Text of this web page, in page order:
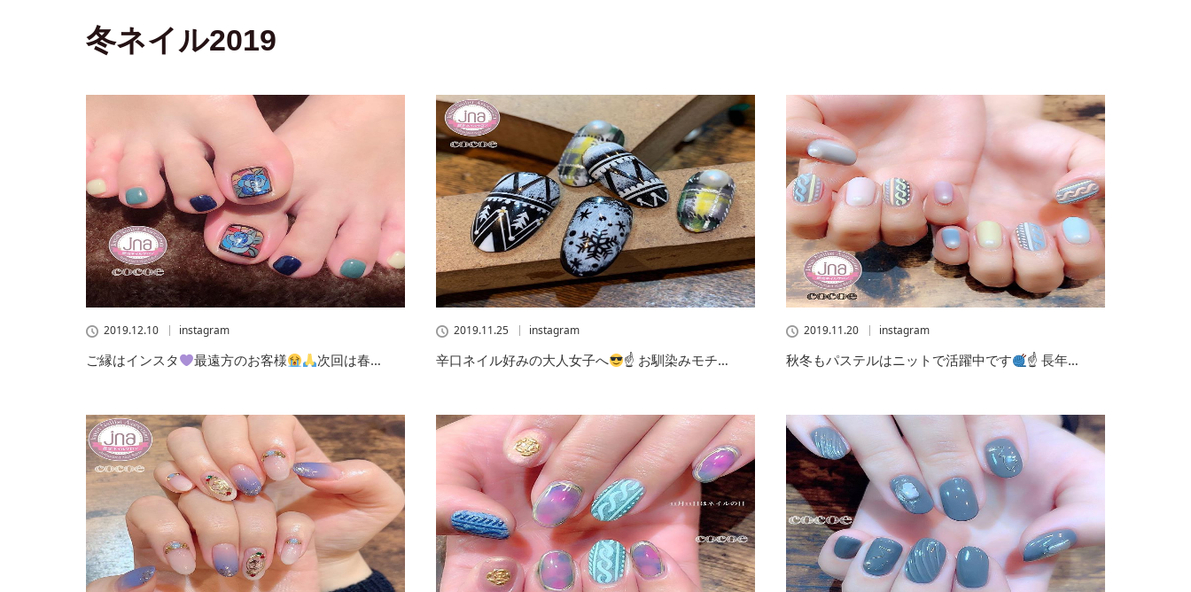
冬ネイル2019
2019.12.10 instagram
ご縁はインスタ 最遠方のお客様 次回は春…
2019.11.25 instagram
辛口ネイル好みの大人女子へ ☝ お馴染みモチ…
2019.11.20 instagram
秋冬もパステルはニットで活躍中です ☝ 長年…